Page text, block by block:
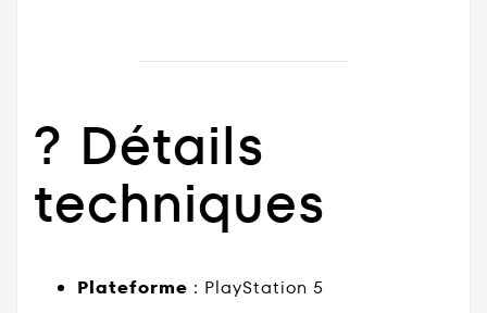
?️ Détails
techniques
Plateforme : PlayStation 5